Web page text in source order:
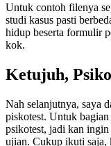
Untuk contoh filenya
studi kasus pasti
hidup beserta formulir
kok.
Ketujuh,
Nah selanjutnya, saya
piskotest. Untuk
psikotest, jadi kan
ujian. Cukup ikuti saja,